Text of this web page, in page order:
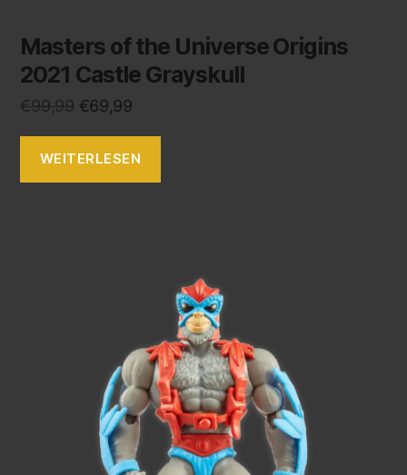
Masters of the Universe Origins
2021 Castle Grayskull
€99,99 €69,99
WEITERLESEN